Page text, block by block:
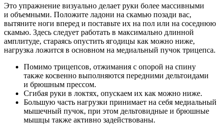
Это упражнение визуально делает руки более массивными
и объемными. Положите ладони на скамью позади вас,
вытяните ноги вперед и поставьте их на пол или на соседнюю
скамью. Здесь следует работать в максимально длинной
амплитуде, стараясь опустить ягодицы как можно ниже,
нагрузка ложится в основном на медиальный пучок трицепса.
Помимо трицепсов, отжимания с опорой на спину
также косвенно выполняются передними дельтоидами
и брюшным прессом.
Сгибая руки в локтях, опускаем их как можно ниже.
Большую часть нагрузки принимает на себя медиальный
мышечный пучок, при этом дельтовидные и брюшные
мышцы также активно задействованы.